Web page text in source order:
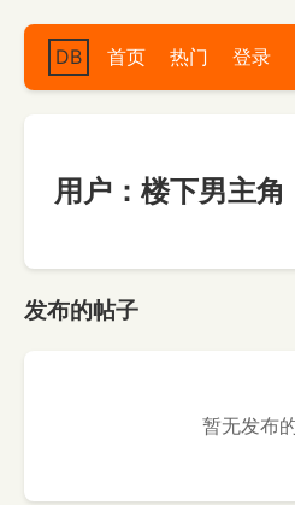
DB 首页 热门 登录
用户：楼下男主角
发布的帖子
暂无发布